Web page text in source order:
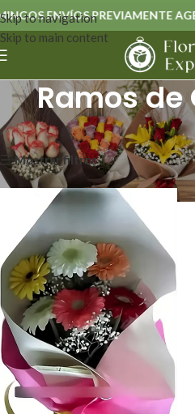
Skip to navigation
Skip to main content
ENVÍOS PREVIAMENTE
Ramos de
Inicio/Ramos de Gerberas
Mostrar filtros